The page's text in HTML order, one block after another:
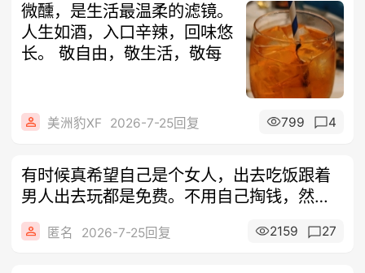
微醺，是生活最温柔的滤镜。
人生如酒，入口辛辣，回味悠
长。 敬自由，敬生活，敬每
美洲豹XF 2026-7-25回复 799 4
有时候真希望自己是个女人，出去吃饭跟着
男人出去玩都是免费。不用自己掏钱，然而
只要
匿名 2026-7-25回复 2159 27